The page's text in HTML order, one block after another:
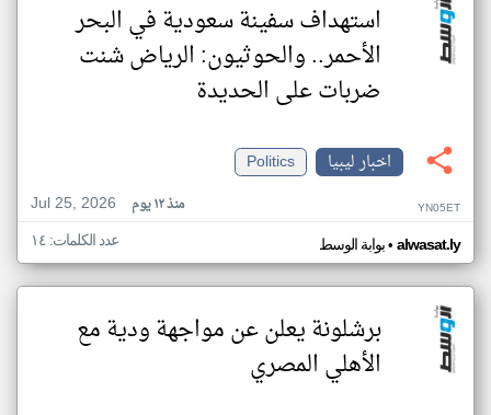
استهداف سفينة سعودية في البحر
الأحمر.. والحوثيون: الرياض شنت
ضربات على الحديدة
اخبار ليبيا
Politics
Jul 25, 2026
منذ ١٢ يوم YN05ET
بوابة الوسط• alwasat.ly عدد الكلمات: ١٤
برشلونة يعلن عن مواجهة ودية مع
الأهلي المصري